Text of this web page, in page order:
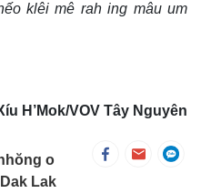
klêi mê rah ing mâu um
H’Mok/VOV Tây Nguyên
o
Lak